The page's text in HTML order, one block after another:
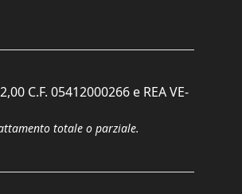
C.F. 05412000266 e REA VE-
totale o parziale.